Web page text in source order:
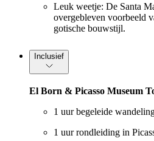
Leuk weetje: De Santa
overgebleven voorbeeld
gotische bouwstijl.
Inclusief
El Born & Picasso Museum
1 uur begeleide
1 uur rondleiding in